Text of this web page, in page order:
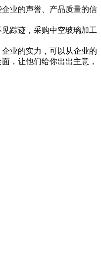
业的声誉、产品质量的信
踪迹，采购中空玻璃加工
业的实力，可以从企业的
，让他们给你出出主意，